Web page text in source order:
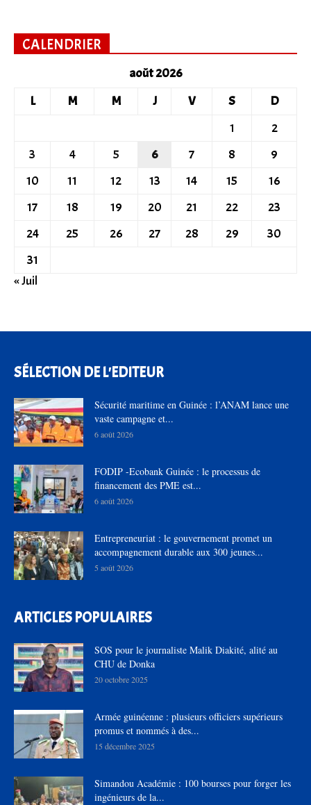
CALENDRIER
août 2026
L
M M J V S
D
1
2
3
4 5 6 7 8
9
10
11 12 13 14 15
16
17
18 19 20 21 22
23
24
25 26 27 28 29
30
31
« Juil
SÉLECTION DE L'EDITEUR
Sécurité maritime en Guinée : l’ANAM lance une
vaste campagne et...
6 août 2026
FODIP -Ecobank Guinée : le processus de
financement des PME est...
6 août 2026
Entrepreneuriat : le gouvernement promet un
accompagnement durable aux 300 jeunes...
5 août 2026
ARTICLES POPULAIRES
SOS pour le journaliste Malik Diakité, alité au
CHU de Donka
20 octobre 2025
Armée guinéenne : plusieurs officiers supérieurs
promus et nommés à des...
15 décembre 2025
Simandou Académie : 100 bourses pour forger les
ingénieurs de la...